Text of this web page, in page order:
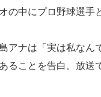
の中にプロ野球選手
アナは「実は私な
ることを告白。放送